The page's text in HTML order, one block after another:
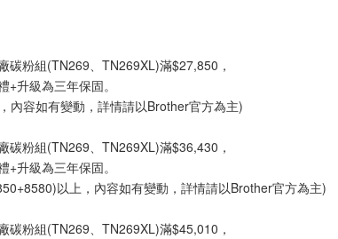
碳粉組(TN269、TN269XL)滿$27,850，
升級為三年保固。
內容如有變動，詳情請以Brother官方為主)
碳粉組(TN269、TN269XL)滿$36,430，
升級為三年保固。
以上，內容如有變動，詳情請以Brother官方為主)
碳粉組(TN269、TN269XL)滿$45,010，